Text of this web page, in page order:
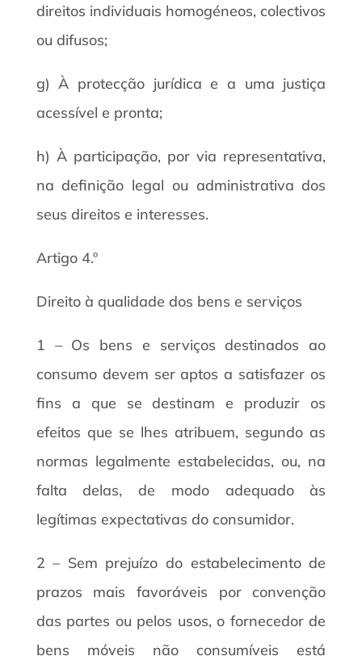
direitos individuais homogéneos, colectivos
ou difusos;
g) À protecção jurídica e a uma justiça
acessível e pronta;
h) À participação, por via representativa,
na definição legal ou administrativa dos
seus direitos e interesses.
Artigo 4.º
Direito à qualidade dos bens e serviços
1 – Os bens e serviços destinados ao
consumo devem ser aptos a satisfazer os
fins a que se destinam e produzir os
efeitos que se lhes atribuem, segundo as
normas legalmente estabelecidas, ou, na
falta delas, de modo adequado às
legítimas expectativas do consumidor.
2 – Sem prejuízo do estabelecimento de
prazos mais favoráveis por convenção
das partes ou pelos usos, o fornecedor de
bens móveis não consumíveis está